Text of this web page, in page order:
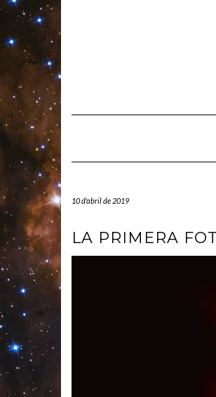
Skip
10 d'abril de 2019
LA PRIMERA